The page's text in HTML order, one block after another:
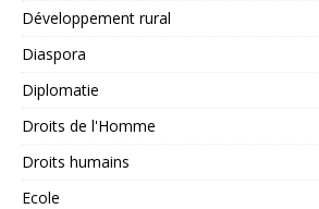
Développement rural
Diaspora
Diplomatie
Droits de l'Homme
Droits humains
Ecole